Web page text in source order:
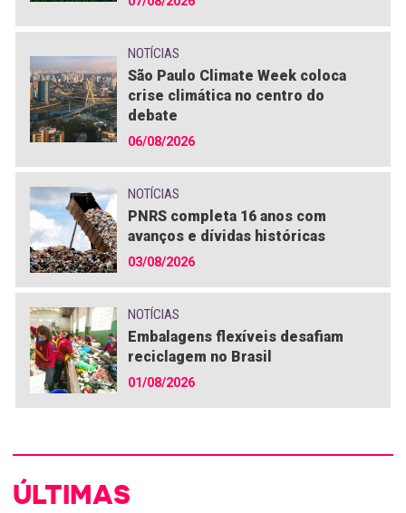
NOTÍCIAS
São Paulo Climate Week coloca
crise climática no centro do
debate
06/08/2026
NOTÍCIAS
PNRS completa 16 anos com
avanços e dívidas históricas
03/08/2026
NOTÍCIAS
Embalagens flexíveis desafiam
reciclagem no Brasil
01/08/2026
ÚLTIMAS